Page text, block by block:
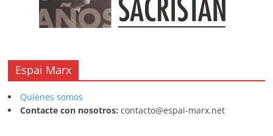
Espai Marx
Quienes somos
Contacte con nosotros: contacto@espai-marx.net